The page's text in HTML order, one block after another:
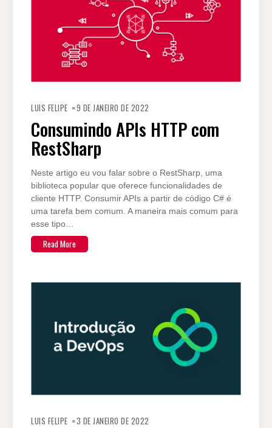
LUIS FELIPE 9 DE JANEIRO DE 2022
Consumindo APIs HTTP com
RestSharp
Neste artigo eu vou falar sobre o RestSharp, uma
biblioteca popular que oferece funcionalidades de
cliente HTTP. Consumir APIs a partir de código C# é
uma tarefa bem comum. A maneira mais comum para
esse tipo…
Read More
LUIS FELIPE 3 DE JANEIRO DE 2022